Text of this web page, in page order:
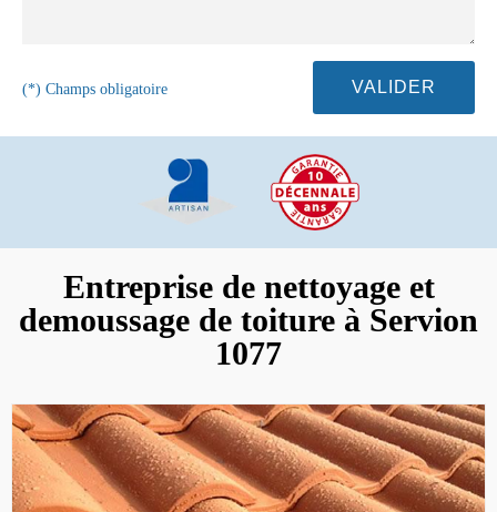
(*) Champs obligatoire
Entreprise de nettoyage et
demoussage de toiture à Servion
1077